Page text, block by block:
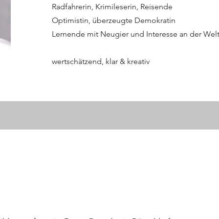
Radfahrerin, Krimileserin, Reisende
Optimistin, überzeugte Demokratin
Lernende mit Neugier und Interesse an der Welt
wertschätzend, klar & kreativ